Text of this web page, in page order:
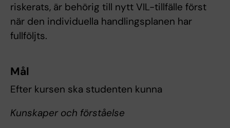
riskerats, är behörig till nytt VIL-tillfälle först
när den individuella handlingsplanen har
fullföljts.
Mål
Efter kursen ska studenten kunna
Kunskaper och förståelse